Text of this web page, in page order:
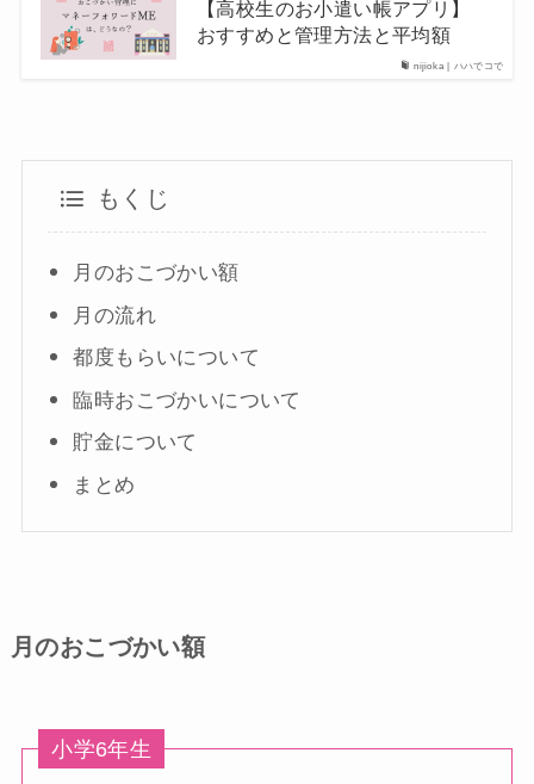
nijioka | ハハでコで
【高校生のお小遣い帳アプリ】
おすすめと管理方法と平均額
もくじ
月のおこづかい額
月の流れ
都度もらいについて
臨時おこづかいについて
貯金について
まとめ
月のおこづかい額
小学6年生